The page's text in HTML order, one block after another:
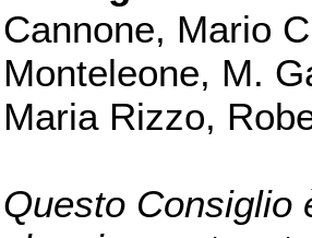
Cannone, Mario
Monteleone, M.
Maria Rizzo,
Questo Consiglio